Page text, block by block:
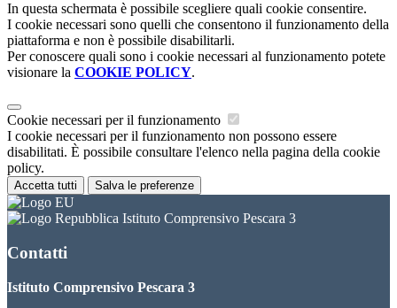
In questa schermata è possibile scegliere quali cookie consentire.
I cookie necessari sono quelli che consentono il funzionamento della
piattaforma e non è possibile disabilitarli.
Per conoscere quali sono i cookie necessari al funzionamento potete
visionare la COOKIE POLICY.
Cookie necessari per il funzionamento
I cookie necessari per il funzionamento non possono essere
disabilitati. È possibile consultare l'elenco nella pagina della cookie
policy.
Accetta tutti Salva le preferenze
Istituto Comprensivo Pescara 3
Contatti
Istituto Comprensivo Pescara 3